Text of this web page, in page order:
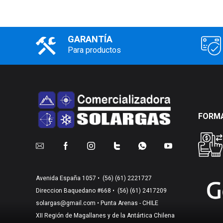
GARANTÍA
Para productos
Avenida España 1057 • (56) (61) 2221727
Direccion Baquedano #668 • (56) (61) 2417209
solargas@gmail.com • Punta Arenas - CHILE
XII Región de Magallanes y de la Antártica Chilena